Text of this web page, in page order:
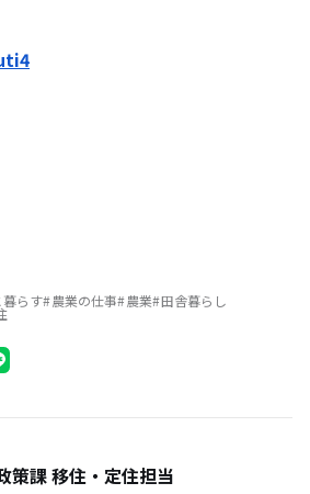
暮らす 農業の仕事 農業 田舎暮らし
策課 移住・定住担当